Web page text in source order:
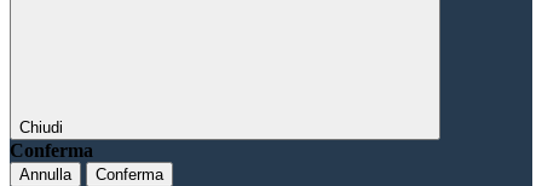
Chiudi
Conferma
Annulla Conferma